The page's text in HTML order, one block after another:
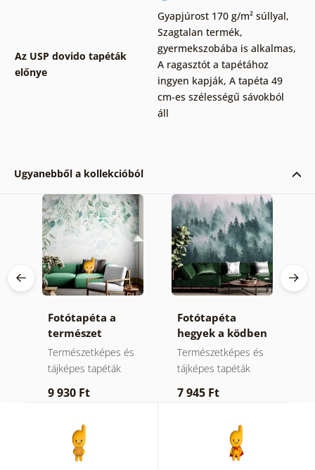
Az USP dovido tapéták
előnye
Gyapjúrost 170 g/m² súllyal,
Szagtalan termék,
gyermekszobába is alkalmas,
A ragasztót a tapétához
ingyen kapják, A tapéta 49
cm-es szélességű sávokból
áll
Ugyanebből a kollekcióból
Fotótapéta a
természet
gyengéd érintése
Természetképes és
tájképes tapéták
9 930 Ft
Fotótapéta
hegyek a ködben
Természetképes és
tájképes tapéták
7 945 Ft